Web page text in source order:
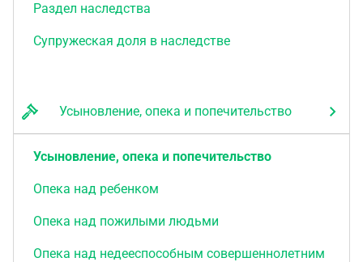
Раздел наследства
Супружеская доля в наследстве
Усыновление, опека и попечительство
Усыновление, опека и попечительство
Опека над ребенком
Опека над пожилыми людьми
Опека над недееспособным совершеннолетним